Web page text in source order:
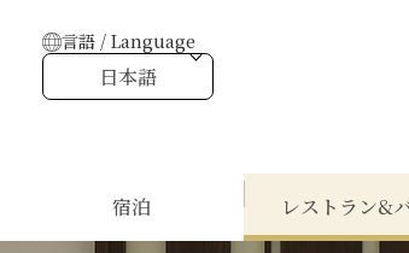
言語 / Language
日本語
宿泊 レストラン&